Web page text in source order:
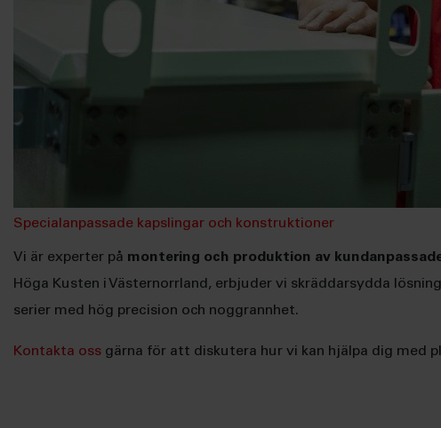
Specialanpassade kapslingar och konstruktioner
Vi är experter på montering och produktion av
Höga Kusten i Västernorrland, erbjuder vi skräddarsydda
serier med hög precision och noggrannhet.
Kontakta oss gärna för att diskutera hur vi kan hjälpa dig med